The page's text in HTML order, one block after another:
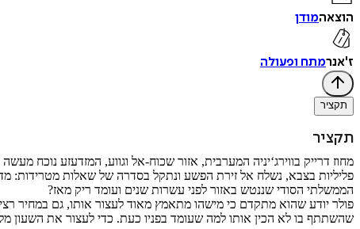
הוצאהמודן
ז'אנרמתח ופעולה
תקציר
תקציר
‬הממשלתי‭ ‬הסודי‭ ‬שננטש‭ ‬באזור‭ ‬לפני‭ ‬עשרות‭ ‬שנים‭ ‬ועומד‭ ‬ריק‭ ‬מאז‭?
‬שהשתתף‭ ‬בו‭ ‬לא‭ ‬הכין‭ ‬אותו‭ ‬למה‭ ‬שעומד‭ ‬בפניו‭ ‬כעת‭.‬ כדי‭ ‬לעצור‭ ‬את‭ ‬השעון‭ ‬מלהגיע‭ ‬ליום‭ ‬האפס‭,‬ פולר‭ ‬מוכן‭ ‬להקריב‭ ‬את‭ ‬כל‭ ‬מה‭ ‬שיש‭ ‬לו‭. ‬ הוא‭ ‬רק‭ ‬אינו‭ ‬יודע‭ ‬אם‭ ‬זה‭ ‬יהיה‭ ‬מספיק‭.‬